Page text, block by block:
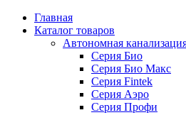
Главная
Каталог товаров
Автономная
Серия Био
Серия Био Макс
Серия Fintek
Серия Аэро
Серия Профи